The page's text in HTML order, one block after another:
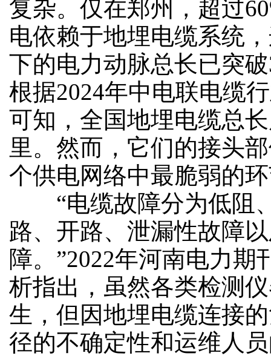
复杂。仅在郑州，超过
电依赖于地埋电缆系统
下的电力动脉总长已突
根据2024年中电联电缆
可知，全国地埋电缆总
里。然而，它们的接头
个供电网络中最脆弱的
“电缆故障分为低阻
路、开路、泄漏性故障
障。”2022年河南电力期
析指出，虽然各类检测
生，但因地埋电缆连接
径的不确定性和运维人